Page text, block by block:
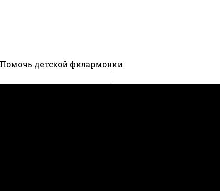
Помочь детской филармонии